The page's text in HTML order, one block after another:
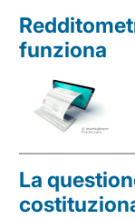
funziona
La